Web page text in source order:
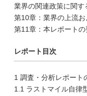
業界の関連政策に関す
第10章：業界の上流お
第11章：本レポートの
レポート目次
1 調査・分析レポート
1.1 ラストマイル自律